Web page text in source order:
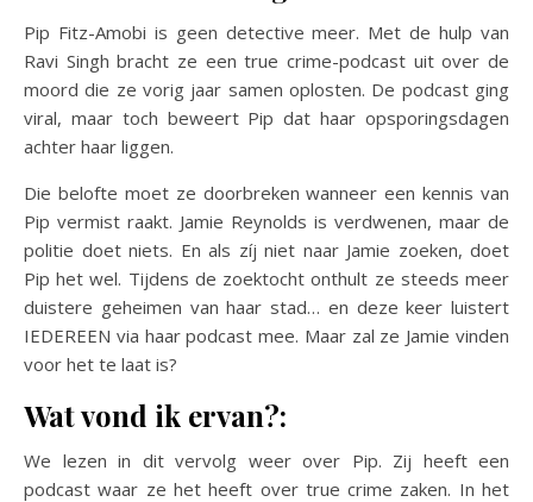
Pip Fitz-Amobi is geen detective meer. Met de hulp van
Ravi Singh bracht ze een true crime-podcast uit over de
moord die ze vorig jaar samen oplosten. De podcast ging
viral, maar toch beweert Pip dat haar opsporingsdagen
achter haar liggen.
Die belofte moet ze doorbreken wanneer een kennis van
Pip vermist raakt. Jamie Reynolds is verdwenen, maar de
politie doet niets. En als zíj niet naar Jamie zoeken, doet
Pip het wel. Tijdens de zoektocht onthult ze steeds meer
duistere geheimen van haar stad… en deze keer luistert
IEDEREEN via haar podcast mee. Maar zal ze Jamie vinden
voor het te laat is?
Wat vond ik ervan?:
We lezen in dit vervolg weer over Pip. Zij heeft een
podcast waar ze het heeft over true crime zaken. In het